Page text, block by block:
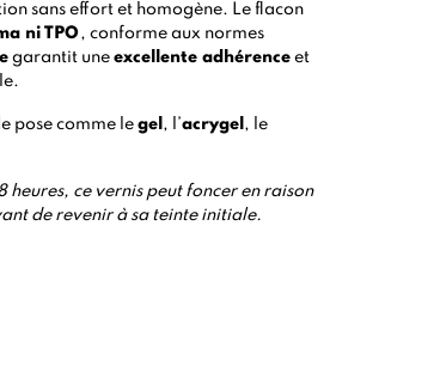
sans effort et homogène. Le flacon
ni TPO, conforme aux normes
garantit uneexcellente adhérence et
pose comme legel , l’acrygel , le
ce vernis peut foncer en raison
de revenir à sa teinte initiale.